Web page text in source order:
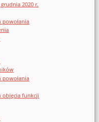
2020 r.
powołania
powołania
objęcia funkcji